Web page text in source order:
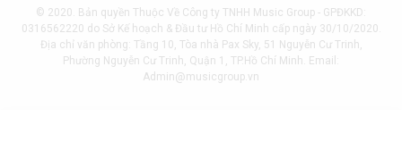
© 2020. Bản quyền Thuộc Về Công ty TNHH Music Group - GPĐKKD:
0316562220 do Sở Kế hoạch & Đầu tư Hồ Chí Minh cấp ngày 30/10/2020.
Địa chỉ văn phòng: Tầng 10, Tòa nhà Pax Sky, 51 Nguyễn Cư Trinh,
Phường Nguyễn Cư Trinh, Quận 1, TP.Hồ Chí Minh. Email:
Admin@musicgroup.vn